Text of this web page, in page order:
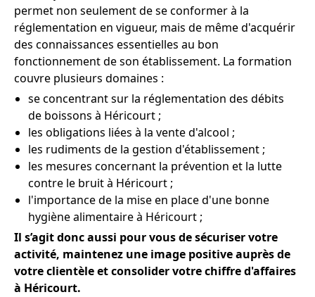
permet non seulement de se conformer à la
réglementation en vigueur, mais de même d'acquérir
des connaissances essentielles au bon
fonctionnement de son établissement. La formation
couvre plusieurs domaines :
se concentrant sur la réglementation des débits
de boissons à Héricourt ;
les obligations liées à la vente d'alcool ;
les rudiments de la gestion d'établissement ;
les mesures concernant la prévention et la lutte
contre le bruit à Héricourt ;
l'importance de la mise en place d'une bonne
hygiène alimentaire à Héricourt ;
Il s’agit donc aussi pour vous de sécuriser votre
activité, maintenez une image positive auprès de
votre clientèle et consolider votre chiffre d'affaires
à Héricourt.